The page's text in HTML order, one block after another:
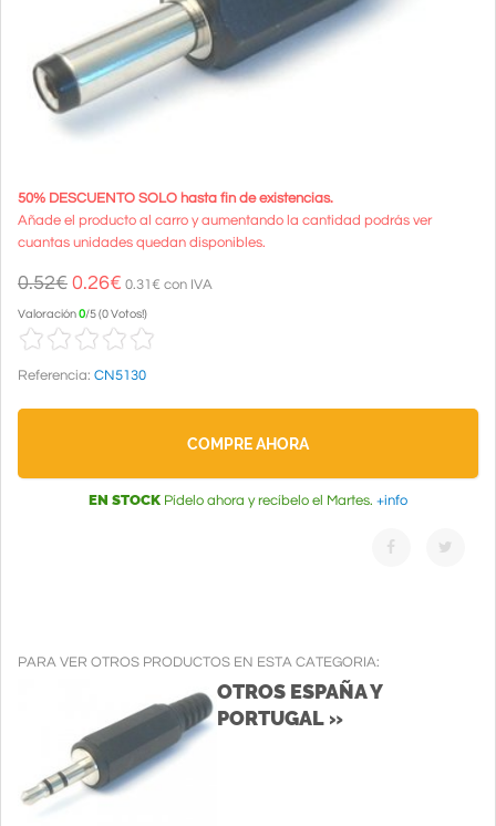
50% DESCUENTO SOLO hasta fin de existencias.
Añade el producto al carro y aumentando la cantidad podrás ver
cuantas unidades quedan disponibles.
0.52€ 0.26€ 0.31€ con IVA
Valoración0/5(0 Votos!)
Referencia: CN5130
COMPRE AHORA
EN STOCK Pídelo ahora y recíbelo el Martes. +info
PARA VER OTROS PRODUCTOS EN ESTA CATEGORIA:
OTROS ESPAÑA Y
PORTUGAL »